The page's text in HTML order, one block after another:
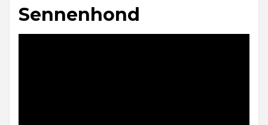
Sennenhond